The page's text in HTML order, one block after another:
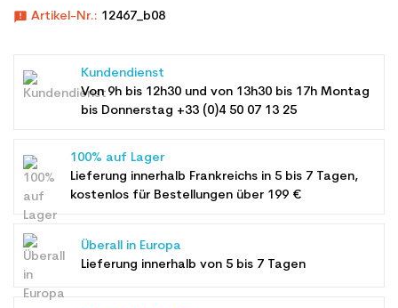
announcement Artikel-Nr.: 12467_b08
Kundendienst
Von 9h bis 12h30 und von 13h30 bis 17h Montag
bis Donnerstag +33 (0)4 50 07 13 25
100% auf Lager
Lieferung innerhalb Frankreichs in 5 bis 7 Tagen,
kostenlos für Bestellungen über 199 €
Überall in Europa
Lieferung innerhalb von 5 bis 7 Tagen